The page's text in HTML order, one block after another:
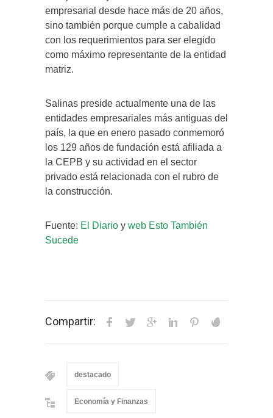
empresarial desde hace más de 20 años,
sino también porque cumple a cabalidad
con los requerimientos para ser elegido
como máximo representante de la entidad
matriz.
Salinas preside actualmente una de las
entidades empresariales más antiguas del
país, la que en enero pasado conmemoró
los 129 años de fundación está afiliada a
la CEPB y su actividad en el sector
privado está relacionada con el rubro de
la construcción.
Fuente: El Diario y web Esto También
Sucede
Compartir:
destacado
Economía y Finanzas